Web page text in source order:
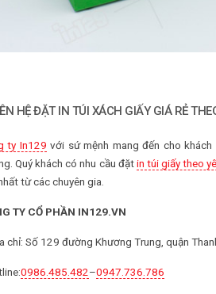
HỆ ĐẶT IN TÚI XÁCH GIẤY GIÁ RẺ
ty In129 với sứ mệnh mang đến cho
Quý khách có nhu cầu đặtin túi giấy theo
từ các chuyên gia.
TY CỔ PHẦN IN129.VN
chỉ: Số 129 đường Khương Trung, quận
0986.485.482–0947.736.786